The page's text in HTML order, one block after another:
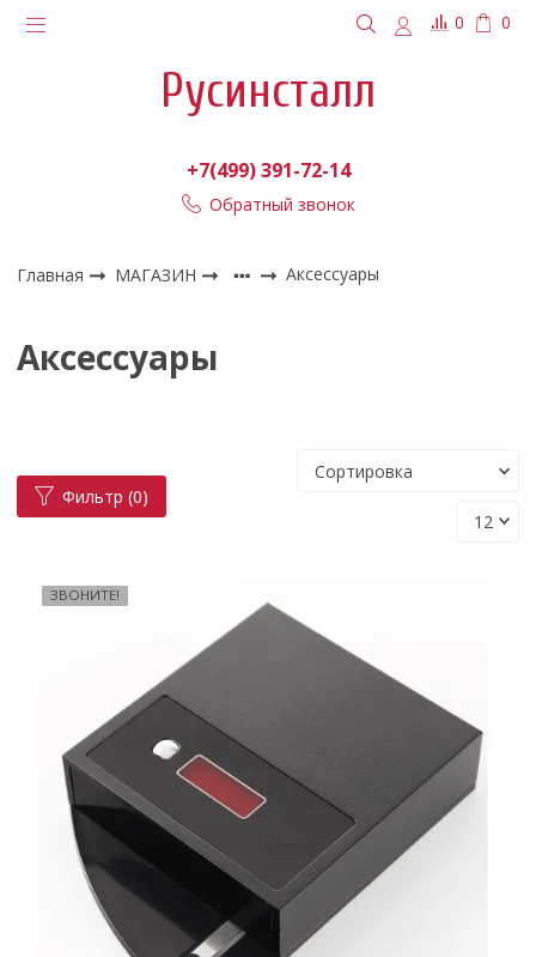
0 0
Русинсталл
+7(499) 391-72-14
Обратный звонок
Главная МАГАЗИН Аксессуары
Аксессуары
Фильтр (0)
ЗВОНИТЕ!